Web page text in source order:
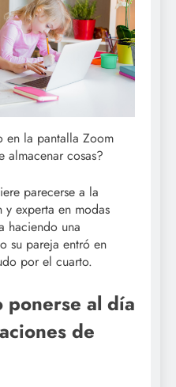
en la pantalla Zoom
almacenar cosas?
parecerse a la
y experta en modas
haciendo una
su pareja entró en
por el cuarto.
ponerse al día
de